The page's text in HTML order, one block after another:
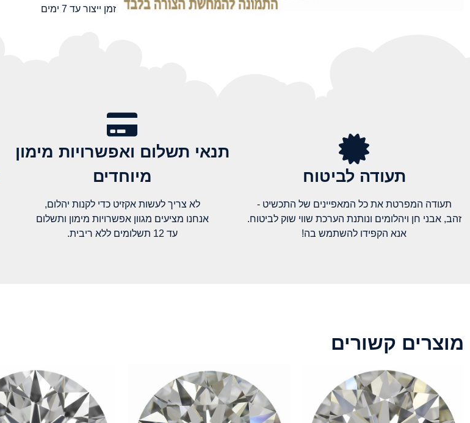
זמן ייצור עד 7 ימים
תעודה לביטוח
תעודה המפרטת את כל המאפיינים של התכשיט -
זהב, אבני חן ויהלומים ונותנת הערכת שווי שוק לביטוח.
אנא הקפידו להשתמש בה!
תנאי תשלום ואפשרויות מימון
מיוחדים
לא צריך לעשות אקזיט כדי לקנות יהלום,
אנחנו מציעים מגוון אפשרויות מימון ותשלום
עד 12 תשלומים ללא ריבית.
מוצרים קשורים